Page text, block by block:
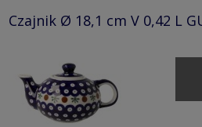
Czajnik Ø 18,1 cm V 0,42 L